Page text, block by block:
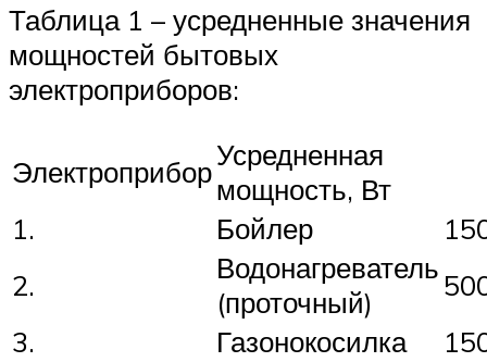
Таблица 1 – усредненные значения
мощностей бытовых
электроприборов:
ЭлектроприборУсредненная
мощность, Вт
1.
Бойлер
2.
Водонагреватель
(проточный)
3.
Газонокосилка